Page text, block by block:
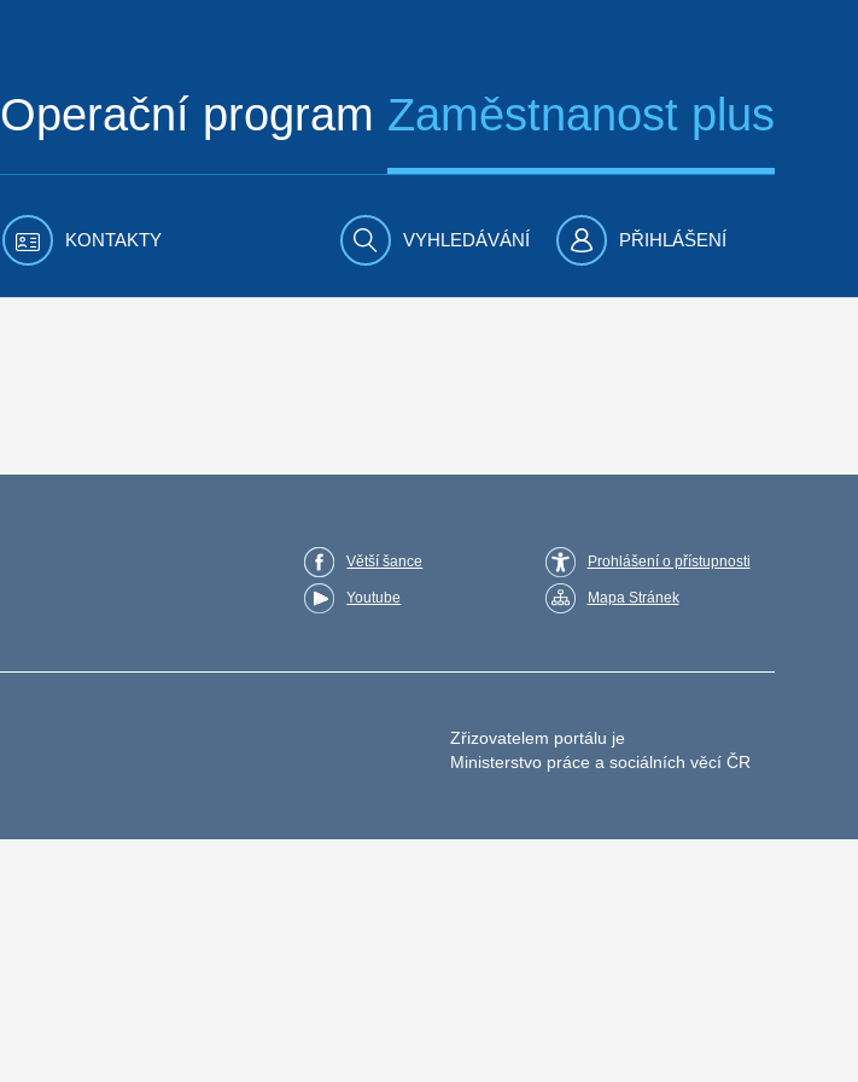
Operační program Zaměstnanost plus
KONTAKTY VYHLEDÁVÁNÍ PŘIHLÁŠENÍ
Větší šance
Youtube
Prohlášení o přístupnosti
Mapa Stránek
Zřizovatelem portálu je
Ministerstvo práce a sociálních věcí ČR